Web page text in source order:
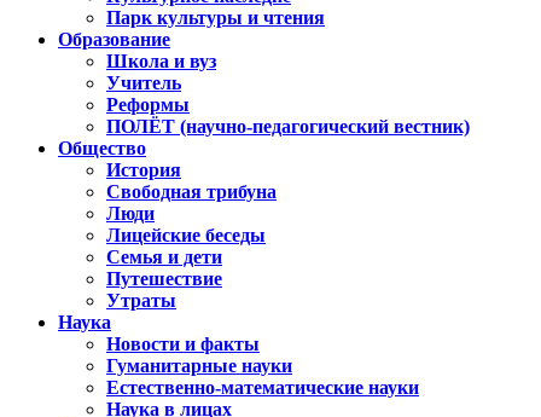
Парк культуры и чтения
Образование
Школа и вуз
Учитель
Реформы
ПОЛЁТ (научно-педагогический вестник)
Общество
История
Свободная трибуна
Люди
Лицейские беседы
Семья и дети
Путешествие
Утраты
Наука
Новости и факты
Гуманитарные науки
Естественно-математические науки
Наука в лицах